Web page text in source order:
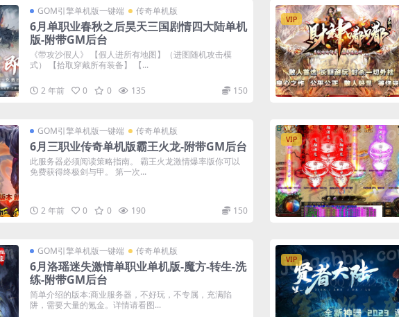
GOM引擎单机版一键端 传奇单机版
6月单职业春秋之后昊天三国剧情四大陆单机
版-附带GM后台
《带攻沙假人》 【假人进所有地图】（进图随机攻击模
式） 【拾取穿戴所有装备】 【...
2 年前 0 0 135 150
VIP
GOM引擎单机版一键端 传奇单机版
6月三职业传奇单机版霸王火龙-附带GM后台
此服务器必须阅读策略指南。 霸王火龙激情爆率版你可以
免费获得终极剑与甲。 第一次...
2 年前 0 0 190 150
VIP
GOM引擎单机版一键端 传奇单机版
6月洛瑶迷失激情单职业单机版-魔方-转生-洗
练-附带GM后台
简单介绍的版本:商业服务器，不好玩，不专属，充满陷
阱，需要大量的氪金。详情请看图...
VIP